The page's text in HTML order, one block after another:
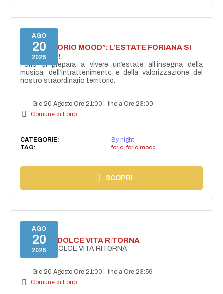
AGO
20
2026
NASCE “FORIO MOOD”: L’ESTATE FORIANA SI
ACCENDE!
Forio si prepara a vivere un’estate all’insegna della
musica, dell’intrattenimento e della valorizzazione del
nostro straordinario territorio.
Gio 20 Agosto Ore 21:00 -fino a Ore 23:00
Comune di Forio
CATEGORIE:
By night
TAG:
forio, forio mood
SCOPRI
AGO
20
2026
FORIO LA DOLCE VITA RITORNA
FORIO LA DOLCE VITA RITORNA
Gio 20 Agosto Ore 21:00 -fino a Ore 23:59
Comune di Forio